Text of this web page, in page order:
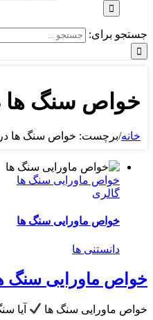
جستجو برای:
خواص سنگ ها
خانه/برچست: خواص سنگ ها
خواص ماورایی سنگ ها
گالری
خواص ماورایی سنگ ها
دانستنی ها
خواص ماورایی سنگ
خواص ماورایی سنگ ها آیا